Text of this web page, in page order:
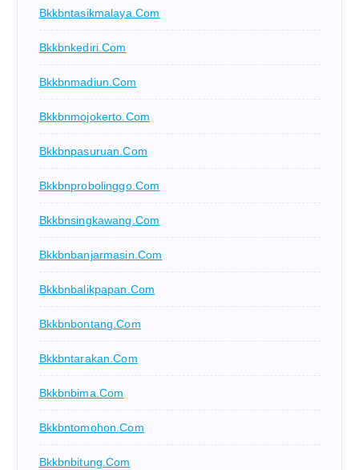
Bkkbntasikmalaya.com
Bkkbnkediri.com
Bkkbnmadiun.com
Bkkbnmojokerto.com
Bkkbnpasuruan.com
Bkkbnprobolinggo.com
Bkkbnsingkawang.com
Bkkbnbanjarmasin.com
Bkkbnbalikpapan.com
Bkkbnbontang.com
Bkkbntarakan.com
Bkkbnbima.com
Bkkbntomohon.com
Bkkbnbitung.com